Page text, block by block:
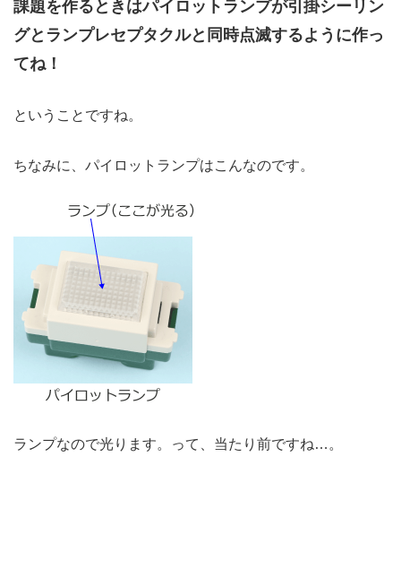
課題を作るときはパイロットランプが引掛シーリン
グとランプレセプタクルと同時点滅するように作っ
てね！
ということですね。
ちなみに、パイロットランプはこんなのです。
ランプなので光ります。って、当たり前ですね…。